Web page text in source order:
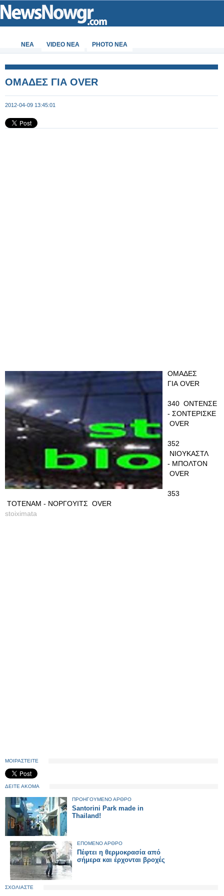
ΝΕΑ VIDEO NEA PHOTO NEA
ΟΜΑΔΕΣ ΓΙΑ OVER
2012-04-09 13:45:01
ΟΜΑΔΕΣ
ΓΙΑ OVER
340 ΟΝΤΕΝΣΕ
- ΣΟΝΤΕΡΙΣΚΕ
OVER
352
ΝΙΟΥΚΑΣΤΛ
- ΜΠΟΛΤΟΝ
OVER
353
ΤΟΤΕΝΑΜ - ΝΟΡΓΟΥΙΤΣ OVER
stoiximata
ΜΟΙΡΑΣΤΕΙΤΕ
ΔΕΙΤΕ ΑΚΟΜΑ
ΠΡΟΗΓΟΥΜΕΝΟ ΑΡΘΡΟ
Santorini Park made in
Thailand!
ΕΠΟΜΕΝΟ ΑΡΘΡΟ
Πέφτει η θερμοκρασία από
σήμερα και έρχονται βροχές
ΣΧΟΛΙΑΣΤΕ